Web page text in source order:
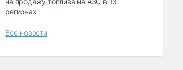
регионах
Все новости